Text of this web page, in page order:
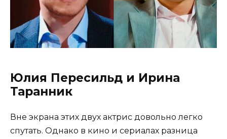
Юлия Пересильд и Ирина
Таранник
Вне экрана этих двух актрис довольно легко
спутать. Однако в кино и сериалах разница